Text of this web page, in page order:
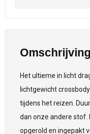
Omschrijving
Het ultieme in licht
lichtgewicht
tijdens het reizen.
dan onze andere stof.
opgerold en ingepakt